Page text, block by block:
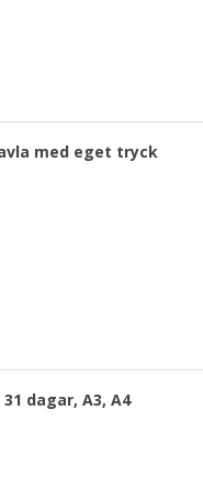
med eget tryck
dagar, A3, A4